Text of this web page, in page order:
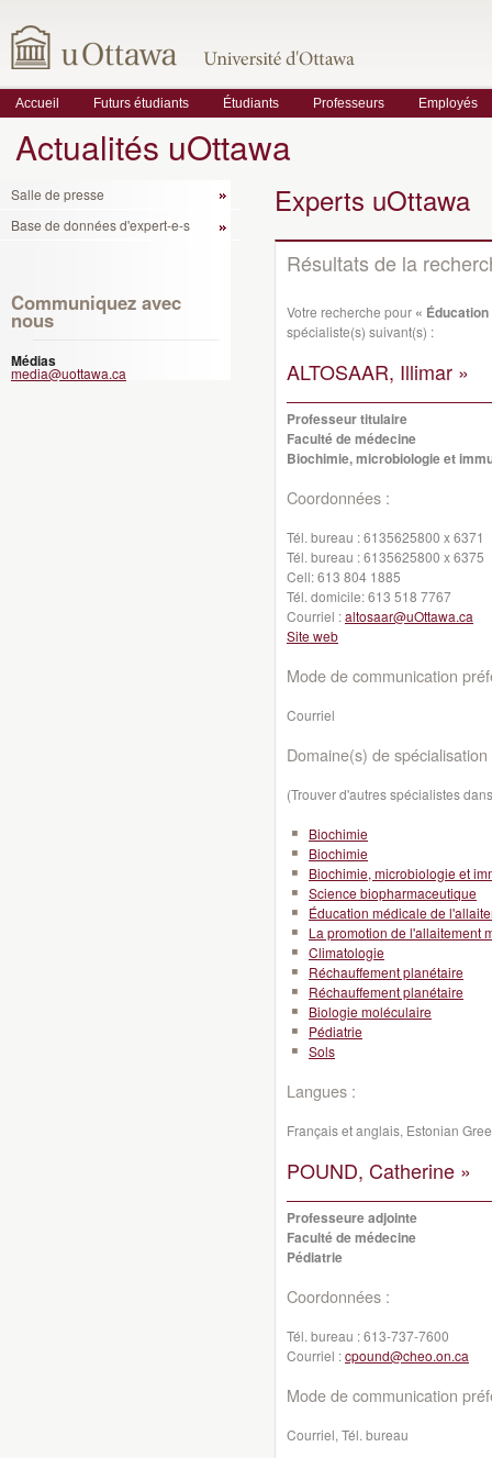
Accueil Futurs étudiants Étudiants Professeurs Employés
Actualités uOttawa
Salle de presse
Base de données d'expert-e-s
Communiquez avec
nous
Médias
media@uottawa.ca
Experts uOttawa
Résultats de la
Votre recherche pour «
spécialiste(s) suivant(s) :
ALTOSAAR, Illimar »
Professeur titulaire
Faculté de médecine
Biochimie, microbiologie et
Coordonnées :
Tél. bureau :6135625800 x 6371
Tél. bureau :6135625800 x 6375
Cell:613 804 1885
Tél. domicile:613 518 7767
Courriel :altosaar@uOttawa.ca
Site web
Mode de communication
Courriel
Domaine(s) de spécialisation
(Trouver d'autres spécialistes
Biochimie
Biochimie
Biochimie, microbiologie et
Science biopharmaceutique
Éducation médicale de
La promotion de l'allaitement
Climatologie
Réchauffement planétaire
Réchauffement planétaire
Biologie moléculaire
Pédiatrie
Sols
Langues :
Français et anglais, Estonian
POUND, Catherine »
Professeure adjointe
Faculté de médecine
Pédiatrie
Coordonnées :
Tél. bureau :613-737-7600
Courriel :cpound@cheo.on.ca
Mode de communication
Courriel, Tél. bureau